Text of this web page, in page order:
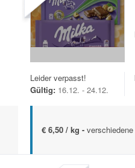
Leider verpasst!
Gültig: 16.12. - 24.12.
€ 6,50 / kg -